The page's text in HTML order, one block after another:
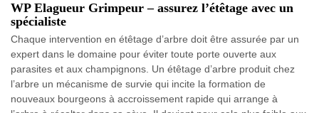
WP Elagueur Grimpeur – assurez l’étêtage avec un
spécialiste
Chaque intervention en étêtage d’arbre doit être assurée par un
expert dans le domaine pour éviter toute porte ouverte aux
parasites et aux champignons. Un étêtage d’arbre produit chez
l’arbre un mécanisme de survie qui incite la formation de
nouveaux bourgeons à accroissement rapide qui arrange à